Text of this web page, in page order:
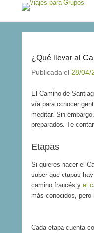
¿Qué llevar al
Publicada el 28/04/
El Camino de
vía para conocer
meditar. Sin
preparados. Te
Etapas
Si quieres hacer el
saber que etapas
camino francés y el
más conocidos, pero
Cada etapa cuenta